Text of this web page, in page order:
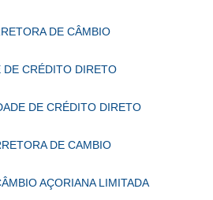
DE CÂMBIO
DE CRÉDITO DIRETO
DE CRÉDITO DIRETO
DE CAMBIO
AÇORIANA LIMITADA